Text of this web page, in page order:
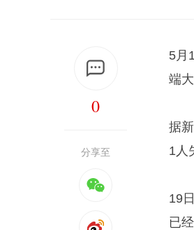
0
分享至
5月
端
据
1人
19
已